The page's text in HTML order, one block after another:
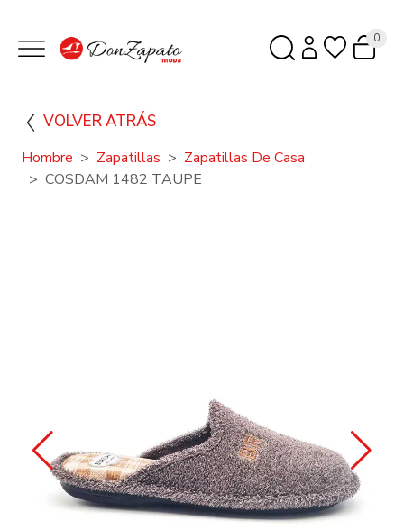
0
VOLVER ATRÁS
Hombre Zapatillas
Zapatillas De Casa
COSDAM 1482 TAUPE